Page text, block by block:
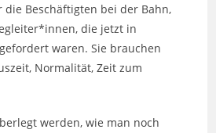
die Beschäftigten bei der Bahn,
die jetzt in
waren. Sie brauchen
Normalität, Zeit zum
werden, wie man noch